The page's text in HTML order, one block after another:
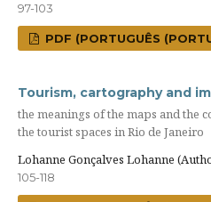
97-103
PDF (PORTUGUÊS
Tourism, cartography and
the meanings of the maps and the
the tourist spaces in Rio de Janeiro
Lohanne Gonçalves Lohanne
105-118